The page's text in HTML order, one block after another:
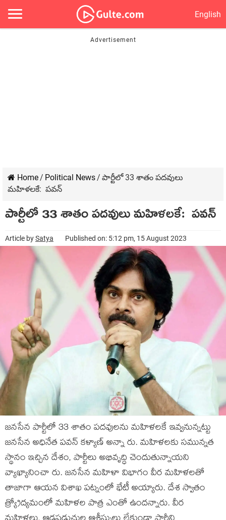
English
Home/ Political News/ పార్టీలో 33 శాతం ప‌ద‌వులు
మ‌హిళ‌ల‌కే: ప‌వ‌న్
పార్టీలో 33 శాతం ప‌ద‌వులు మ‌హిళ‌ల‌కే: ప‌వ‌న్
Article bySatya Published on: 5:12 pm, 15 August 2023
జ‌న‌సేన పార్టీలో 33 శాతం ప‌ద‌వుల‌ను మ‌హిళ‌ల‌కే ఇవ్వ‌నున్న‌ట్టు
జ‌న‌సేన అధినేత ప‌వ‌న్ క‌ళ్యాణ్ అన్నా రు. మ‌హిళ‌ల‌కు స‌మున్న‌త
స్థానం ఇచ్చిన దేశం, పార్టీలు అభివృద్ధి చెందుతున్నాయ‌ని
వ్యాఖ్యానించా రు. జనసేన మ‌హిళా విభాగం వీర మహిళలతో
తాజాగా ఆయ‌న విశాఖ ప‌ట్నంలో భేటీ అయ్యారు. దేశ స్వాతం
త్య్రోద్య‌మంలో మ‌హిళ‌ల పాత్ర ఎంతో ఉంద‌న్నారు. వీర